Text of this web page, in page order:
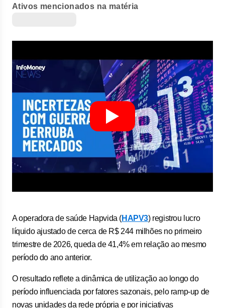
Ativos mencionados na matéria
A operadora de saúde Hapvida (HAPV3) registrou lucro
líquido ajustado de cerca de R$ 244 milhões no primeiro
trimestre de 2026, queda de 41,4% em relação ao mesmo
período do ano anterior.
O resultado reflete a dinâmica de utilização ao longo do
período influenciada por fatores sazonais, pelo ramp-up de
novas unidades da rede própria e por iniciativas